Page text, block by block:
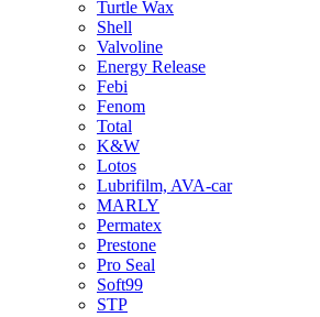
Turtle Wax
Shell
Valvoline
Energy Release
Febi
Fenom
Total
K&W
Lotos
Lubrifilm, AVA-car
MARLY
Permatex
Prestone
Pro Seal
Soft99
STP